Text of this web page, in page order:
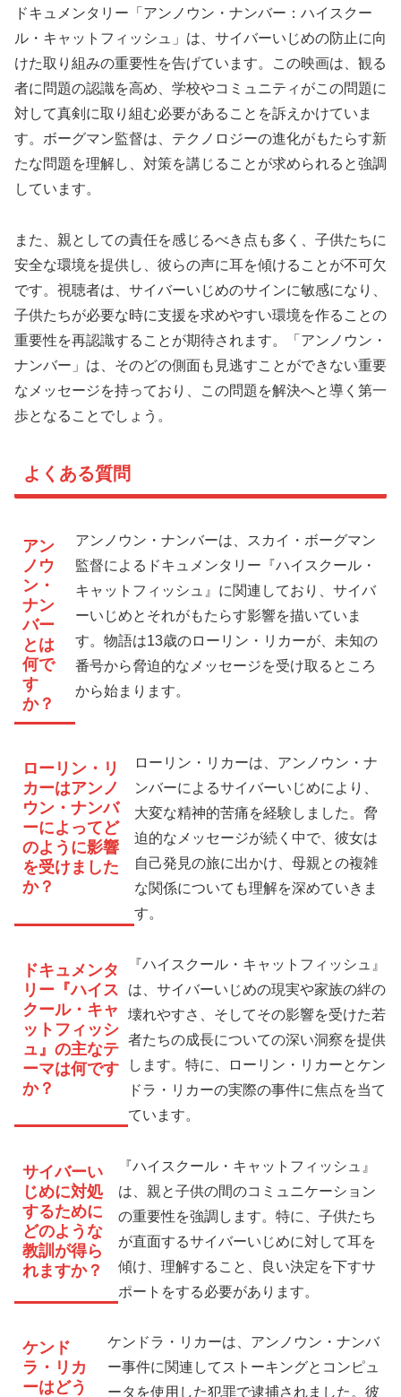
ドキュメンタリー「アンノウン・ナンバー：ハイスクー
ル・キャットフィッシュ」は、サイバーいじめの防止に向
けた取り組みの重要性を告げています。この映画は、観る
者に問題の認識を高め、学校やコミュニティがこの問題に
対して真剣に取り組む必要があることを訴えかけていま
す。ボーグマン監督は、テクノロジーの進化がもたらす新
たな問題を理解し、対策を講じることが求められると強調
しています。
また、親としての責任を感じるべき点も多く、子供たちに
安全な環境を提供し、彼らの声に耳を傾けることが不可欠
です。視聴者は、サイバーいじめのサインに敏感になり、
子供たちが必要な時に支援を求めやすい環境を作ることの
重要性を再認識することが期待されます。「アンノウン・
ナンバー」は、そのどの側面も見逃すことができない重要
なメッセージを持っており、この問題を解決へと導く第一
歩となることでしょう。
よくある質問
アン
ノウ
ン・
ナン
バー
とは
何で
す
か？
アンノウン・ナンバーは、スカイ・ボーグマン
監督によるドキュメンタリー『ハイスクール・
キャットフィッシュ』に関連しており、サイバ
ーいじめとそれがもたらす影響を描いていま
す。物語は13歳のローリン・リカーが、未知の
番号から脅迫的なメッセージを受け取るところ
から始まります。
ローリン・リ
カーはアンノ
ウン・ナンバ
ーによってど
のように影響
を受けました
か？
ローリン・リカーは、アンノウン・ナ
ンバーによるサイバーいじめにより、
大変な精神的苦痛を経験しました。脅
迫的なメッセージが続く中で、彼女は
自己発見の旅に出かけ、母親との複雑
な関係についても理解を深めていきま
す。
ドキュメンタ
リー『ハイス
クール・キャ
ットフィッシ
ュ』の主なテ
ーマは何です
か？
『ハイスクール・キャットフィッシュ』
は、サイバーいじめの現実や家族の絆の
壊れやすさ、そしてその影響を受けた若
者たちの成長についての深い洞察を提供
します。特に、ローリン・リカーとケン
ドラ・リカーの実際の事件に焦点を当て
ています。
サイバーい
じめに対処
するために
どのような
教訓が得ら
れますか？
『ハイスクール・キャットフィッシュ』
は、親と子供の間のコミュニケーション
の重要性を強調します。特に、子供たち
が直面するサイバーいじめに対して耳を
傾け、理解すること、良い決定を下すサ
ポートをする必要があります。
ケンド
ラ・リカ
ーはどう
ケンドラ・リカーは、アンノウン・ナンバ
ー事件に関連してストーキングとコンピュ
ータを使用した犯罪で逮捕されました。彼